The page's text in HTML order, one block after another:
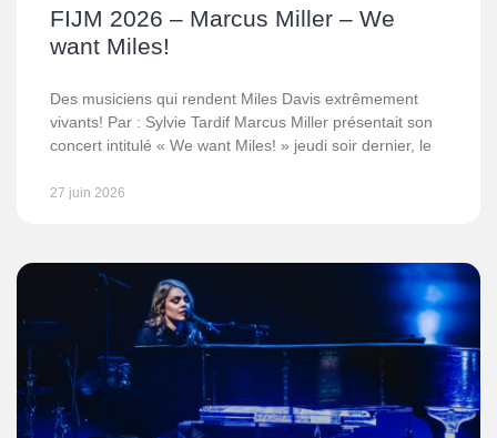
FIJM 2026 – Marcus Miller – We
want Miles!
Des musiciens qui rendent Miles Davis extrêmement
vivants! Par : Sylvie Tardif Marcus Miller présentait son
concert intitulé « We want Miles! » jeudi soir dernier, le
27 juin 2026